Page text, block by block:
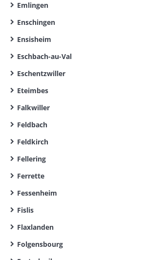
Emlingen
Enschingen
Ensisheim
Eschbach-au-Val
Eschentzwiller
Eteimbes
Falkwiller
Feldbach
Feldkirch
Fellering
Ferrette
Fessenheim
Fislis
Flaxlanden
Folgensbourg